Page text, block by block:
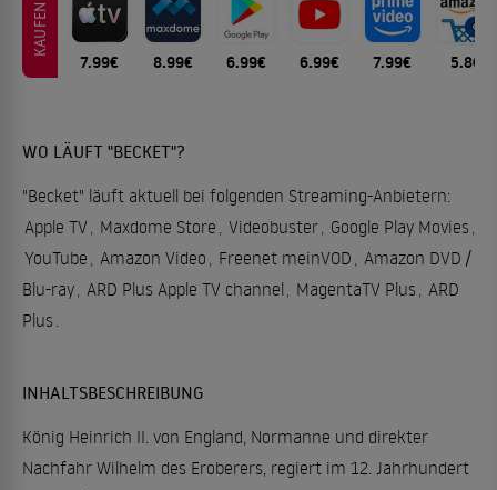
KAUFEN
7.99€ 8.99€ 6.99€ 6.99€ 7.99€ 5.8€
WO LÄUFT "BECKET"?
"Becket" läuft aktuell bei folgenden Streaming-Anbietern:
Apple TV Maxdome Store Videobuster Google Play Movies
YouTube
Amazon Video Freenet meinVOD
Amazon DVD /
Blu-ray ARD Plus Apple TV channel MagentaTV Plus ARD
Plus
INHALTSBESCHREIBUNG
König Heinrich II. von England, Normanne und direkter
Nachfahr Wilhelm des Eroberers, regiert im 12. Jahrhundert